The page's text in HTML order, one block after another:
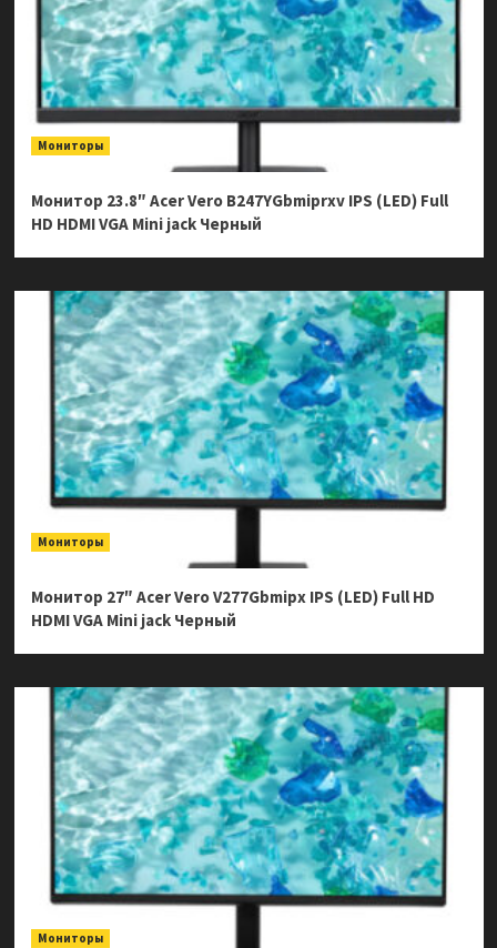
Мониторы
Монитор 23.8″ Acer Vero B247YGbmiprxv IPS (LED) Full
HD HDMI VGA Mini jack Черный
Мониторы
Монитор 27″ Acer Vero V277Gbmipx IPS (LED) Full HD
HDMI VGA Mini jack Черный
Мониторы